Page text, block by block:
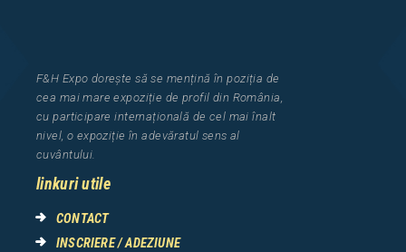
F&H Expo dorește să se mențină în poziția de
cea mai mare expoziție de profil din România,
cu participare internațională de cel maiînalt
nivel, o expoziție în adevăratul sens al
cuvântului.
linkuri utile
CONTACT
INSCRIERE / ADEZIUNE